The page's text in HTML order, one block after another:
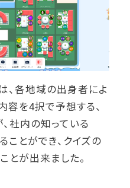
、各地域の出身者によ
容を4択で予想する、
社内の知っている
とができ、クイズの
とが出来ました。